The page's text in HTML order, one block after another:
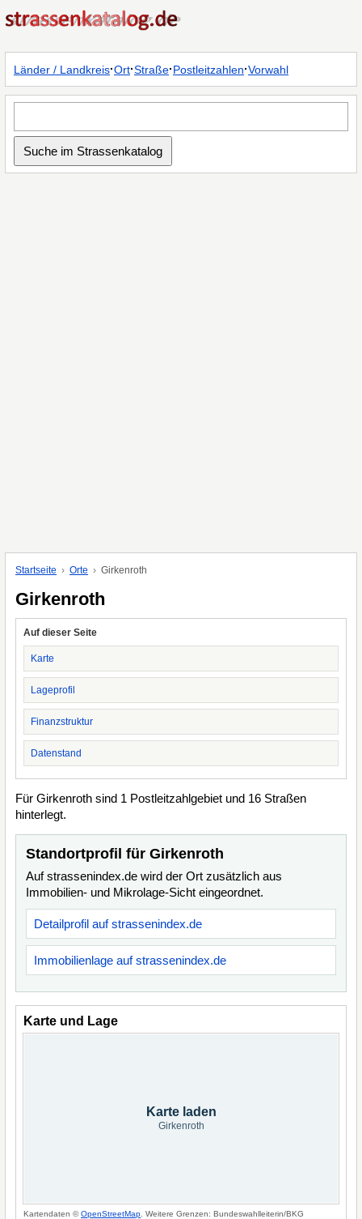
Länder / Landkreis·Ort·Straße·Postleitzahlen·Vorwahl
Startseite Orte Girkenroth
Girkenroth
Auf dieser Seite
Karte
Lageprofil
Finanzstruktur
Datenstand
Für Girkenroth sind 1 Postleitzahlgebiet und 16 Straßen
hinterlegt.
Standortprofil für Girkenroth
Auf strassenindex.de wird der Ort zusätzlich aus
Immobilien- und Mikrolage-Sicht eingeordnet.
Detailprofil auf strassenindex.de
Immobilienlage auf strassenindex.de
Karte und Lage
Karte laden
Girkenroth
Kartendaten ©OpenStreetMap . Weitere Grenzen: Bundeswahlleiterin/BKG